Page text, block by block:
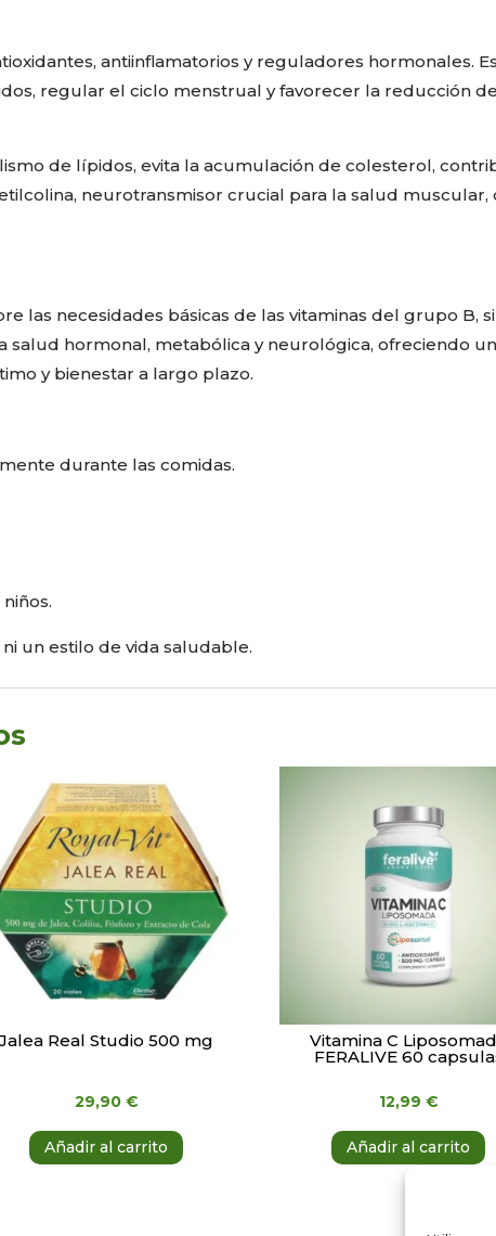
antiinflamatorios y reguladores hormonales.
regular el ciclo menstrual y favorecer la reducción
de lípidos, evita la acumulación de colesterol,
neurotransmisor crucial para la salud muscular,
las necesidades básicas de las vitaminas del grupo B,
hormonal, metabólica y neurológica, ofreciendo
y bienestar a largo plazo.
durante las comidas.
un estilo de vida saludable.
Jalea Real Studio 500 mg
29,90 €
Añadir al carrito
Vitamina C
FERALIVE 60
12,99 €
Añadir al carrito